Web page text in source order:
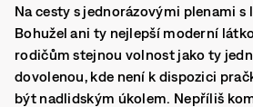
Na cesty s jednorázovými plenami s
Bohužel ani ty nejlepší moderní
rodičům stejnou volnost jako ty
dovolenou, kde není k dispozici
být nadlidským úkolem. Nepříliš